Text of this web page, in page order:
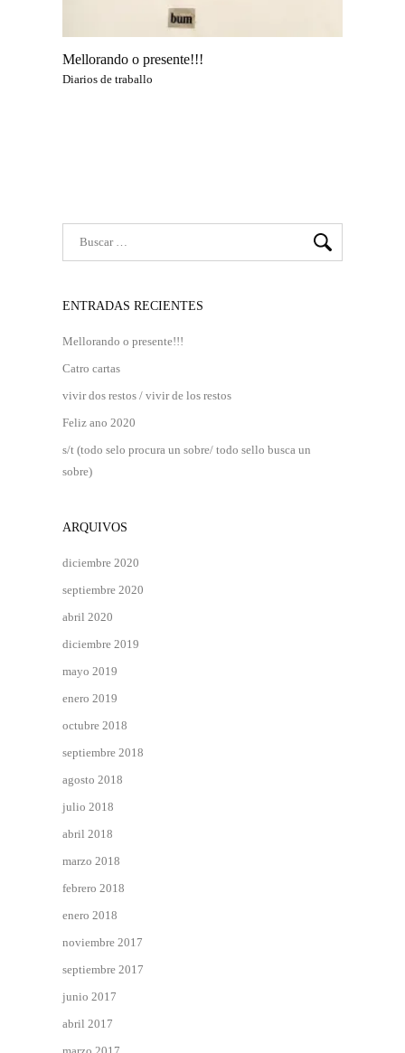
Mellorando o presente!!!
Diarios de traballo
ENTRADAS RECIENTES
Mellorando o presente!!!
Catro cartas
vivir dos restos / vivir de los restos
Feliz ano 2020
s/t (todo selo procura un sobre/ todo sello busca un
sobre)
ARQUIVOS
diciembre 2020
septiembre 2020
abril 2020
diciembre 2019
mayo 2019
enero 2019
octubre 2018
septiembre 2018
agosto 2018
julio 2018
abril 2018
marzo 2018
febrero 2018
enero 2018
noviembre 2017
septiembre 2017
junio 2017
abril 2017